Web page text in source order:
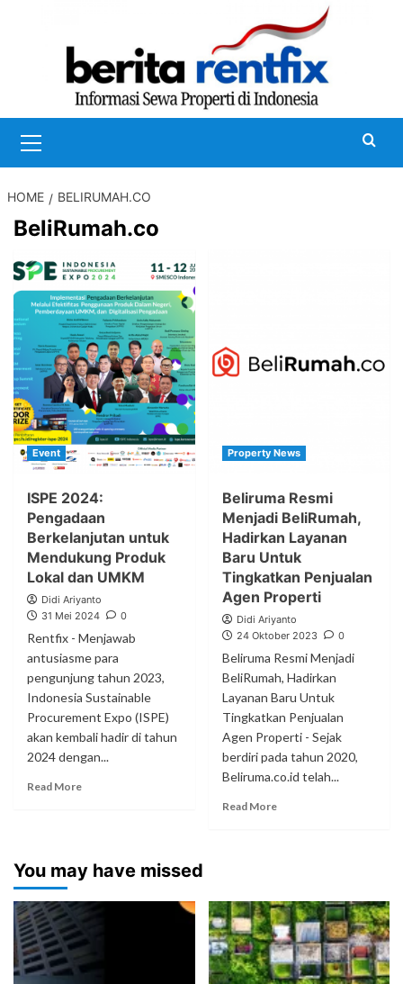
Menu
HOME BELIRUMAH.CO
BeliRumah.co
Event
ISPE 2024:
Pengadaan
Berkelanjutan untuk
Mendukung Produk
Lokal dan UMKM
Didi Ariyanto
31 Mei 2024
0
Rentfix - Menjawab
antusiasme para
pengunjung tahun 2023,
Indonesia Sustainable
Procurement Expo (ISPE)
akan kembali hadir di tahun
2024 dengan...
Read More
Property News
Beliruma Resmi
Menjadi BeliRumah,
Hadirkan Layanan
Baru Untuk
Tingkatkan Penjualan
Agen Properti
Didi Ariyanto
24 Oktober 2023
0
Beliruma Resmi Menjadi
BeliRumah, Hadirkan
Layanan Baru Untuk
Tingkatkan Penjualan
Agen Properti - Sejak
berdiri pada tahun 2020,
Beliruma.co.id telah...
Read More
You may have missed